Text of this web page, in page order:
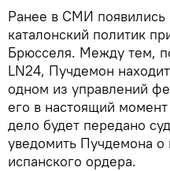
Ранее в СМИ появились
каталонский политик
Брюсселя. Между тем,
LN24, Пучдемон
одном из управлений
его в настоящий
дело будет передано
уведомить Пучдемона о
испанского ордера.